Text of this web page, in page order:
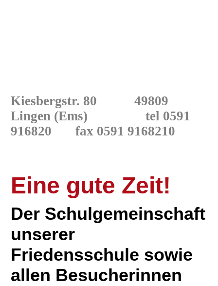
Kiesbergstr. 80 49809
Lingen (Ems) tel 0591
916820 fax 0591 9168210
Eine gute Zeit!
Der Schulgemeinschaft
unserer
Friedensschule sowie
allen Besucherinnen